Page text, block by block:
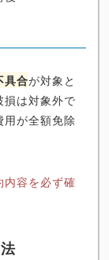
具合が対象と
損は対象外で
が全額免除
容を必ず確